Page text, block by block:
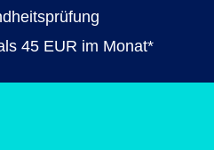
45 EUR im Monat*